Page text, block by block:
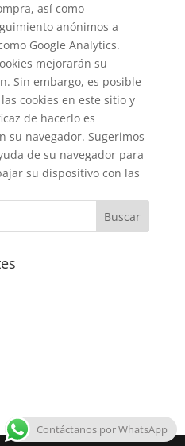
así como
anónimos a
Google Analytics.
mejorarán su
Sin embargo, es posible
cookies en este sitio y
de hacerlo es
su navegador. Sugerimos
de su navegador para
su dispositivo con las
Contáctanos por WhatsApp